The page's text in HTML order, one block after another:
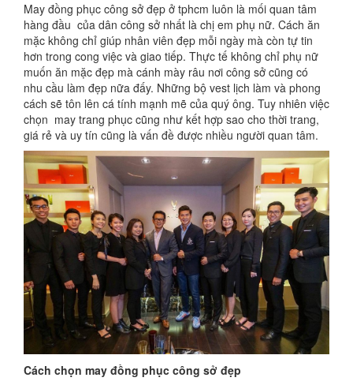
May đồng phục công sở đẹp ở tphcm luôn là mối quan tâm
hàng đầu của dân công sở nhất là chị em phụ nữ. Cách ăn
mặc không chỉ giúp nhân viên đẹp mỗi ngày mà còn tự tin
hơn trong cong việc và giao tiếp. Thực tế không chỉ phụ nữ
muốn ăn mặc đẹp mà cánh mày râu nơi công sở cũng có
nhu cầu làm đẹp nữa đấy. Những bộ vest lịch làm và phong
cách sẽ tôn lên cá tính mạnh mẽ của quý ông. Tuy nhiên việc
chọn may trang phục cũng như kết hợp sao cho thời trang,
giá rẻ và uy tín cũng là vấn đề được nhiều người quan tâm.
Cách chọn may đồng phục công sở đẹp